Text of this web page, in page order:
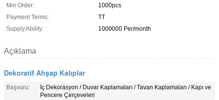
Min Order:
1000pcs
Payment Terms:
TT
Supply Ability:
1000000 Per/month
Açıklama
Dekoratif Ahşap Kalıplar
Başvuru:
İç Dekorasyon / Duvar Kaplamaları / Tavan Kaplamaları / Kapı ve
Pencere Çerçeveleri